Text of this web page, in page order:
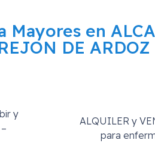
en
DE ARDOZ
y
ALQUILER y
para